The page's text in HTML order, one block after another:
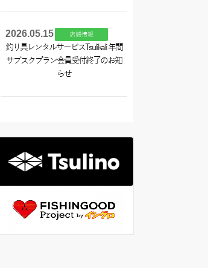
2026.05.15 店舗情報
釣り具レンタルサービスTsulikali 年間
サブスクプラン会員受付終了のお知
らせ